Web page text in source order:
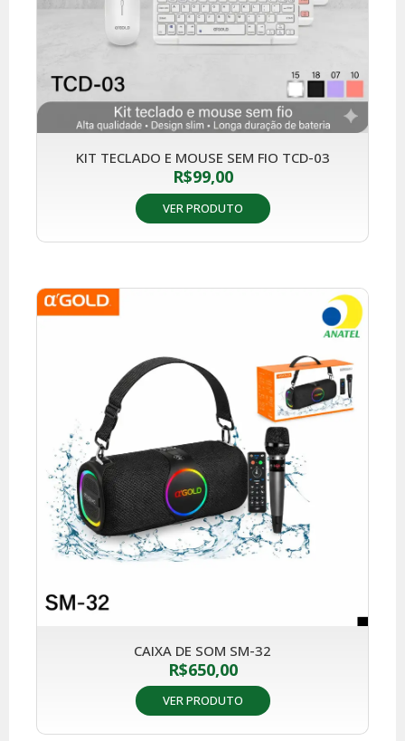
KIT TECLADO E MOUSE SEM FIO TCD-03
R$99,00
VER PRODUTO
CAIXA DE SOM SM-32
R$650,00
VER PRODUTO